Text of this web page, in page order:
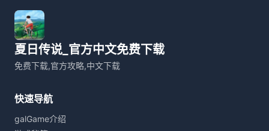
夏日传说_官方中文免费下载
免费下载,官方攻略,中文下载
快速导航
galGame介绍